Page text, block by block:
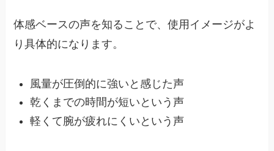
体感ベースの声を知ることで、使用イメージがよ
り具体的になります。
風量が圧倒的に強いと感じた声
乾くまでの時間が短いという声
軽くて腕が疲れにくいという声